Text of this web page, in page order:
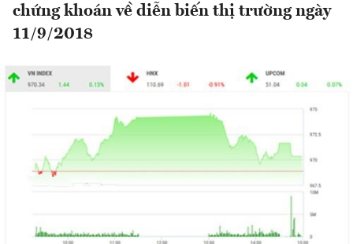
chứng khoán về diễn biến thị trường ngày
11/9/2018